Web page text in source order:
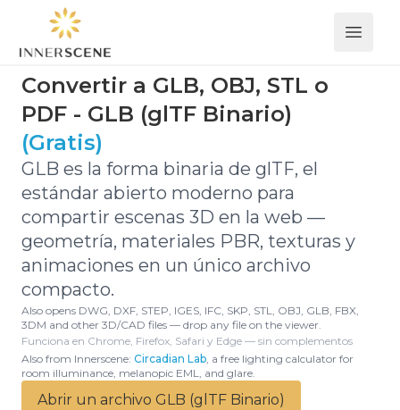
Open
Convertir a GLB, OBJ, STL o
PDF - GLB (glTF Binario)
(Gratis)
GLB es la forma binaria de glTF, el
estándar abierto moderno para
compartir escenas 3D en la web —
geometría, materiales PBR, texturas y
animaciones en un único archivo
compacto.
Also opens DWG, DXF, STEP, IGES, IFC, SKP, STL, OBJ, GLB, FBX,
3DM and other 3D/CAD files — drop any file on the viewer.
Funciona en Chrome, Firefox, Safari y Edge — sin complementos
Also from Innerscene: Circadian Lab, a free lighting calculator for
room illuminance, melanopic EML, and glare.
Abrir un archivo GLB (glTF Binario)